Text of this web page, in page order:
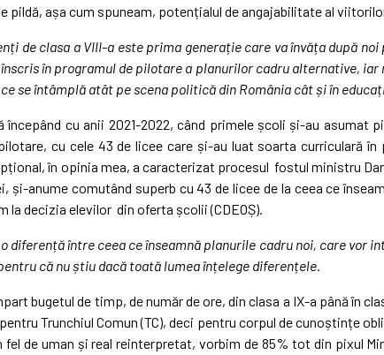
pildă, așa cum spuneam, potențialul de angajabilitate al
de clasa a VIII-a este prima generație care va învăța după
înscris în programul de pilotare a planurilor cadru alternative,
se întâmplă atât pe scena politică din România cât și în
începând cu anii 2021-2022, când primele școli și-au
cu cele 43 de licee care și-au luat soarta curriculară
în opinia mea, a caracterizat procesul fostul ministru
și-anume comutând superb cu 43 de licee de la ceea ce
la decizia elevilor din oferta școlii (CDEOȘ).
diferență între ceea ce înseamnă planurile cadru noi, care vor
că nu știu dacă toată lumea înțelege diferențele.
bugetul de timp, de număr de ore, din clasa a IX-a până în
Trunchiul Comun (TC), deci pentru corpul de cunoștințe
fel de uman și real reinterpretat, vorbim de 85% tot din pixul